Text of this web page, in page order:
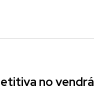
no vendrá